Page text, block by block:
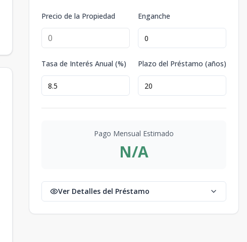
Precio de la Propiedad Enganche
Tasa de Interés Anual (%) Plazo del Préstamo (años)
Pago Mensual Estimado
N/A
Ver Detalles del Préstamo